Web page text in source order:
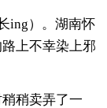
ing）。湖南怀
上不幸染上邪
稍卖弄了一